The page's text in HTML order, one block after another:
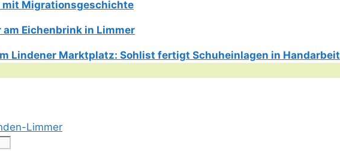
mit Migrationsgeschichte
Eichenbrink in Limmer
Lindener Marktplatz: Sohlist fertigt Schuheinlagen in Handarbeit
Limmer